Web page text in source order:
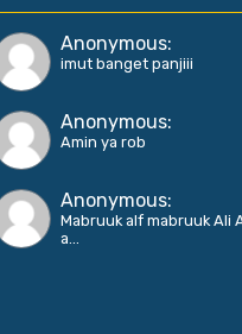
Anonymous:
imut banget panjiii
Anonymous:
Amin ya rob
Anonymous:
Mabruuk alf mabruuk Ali
a...